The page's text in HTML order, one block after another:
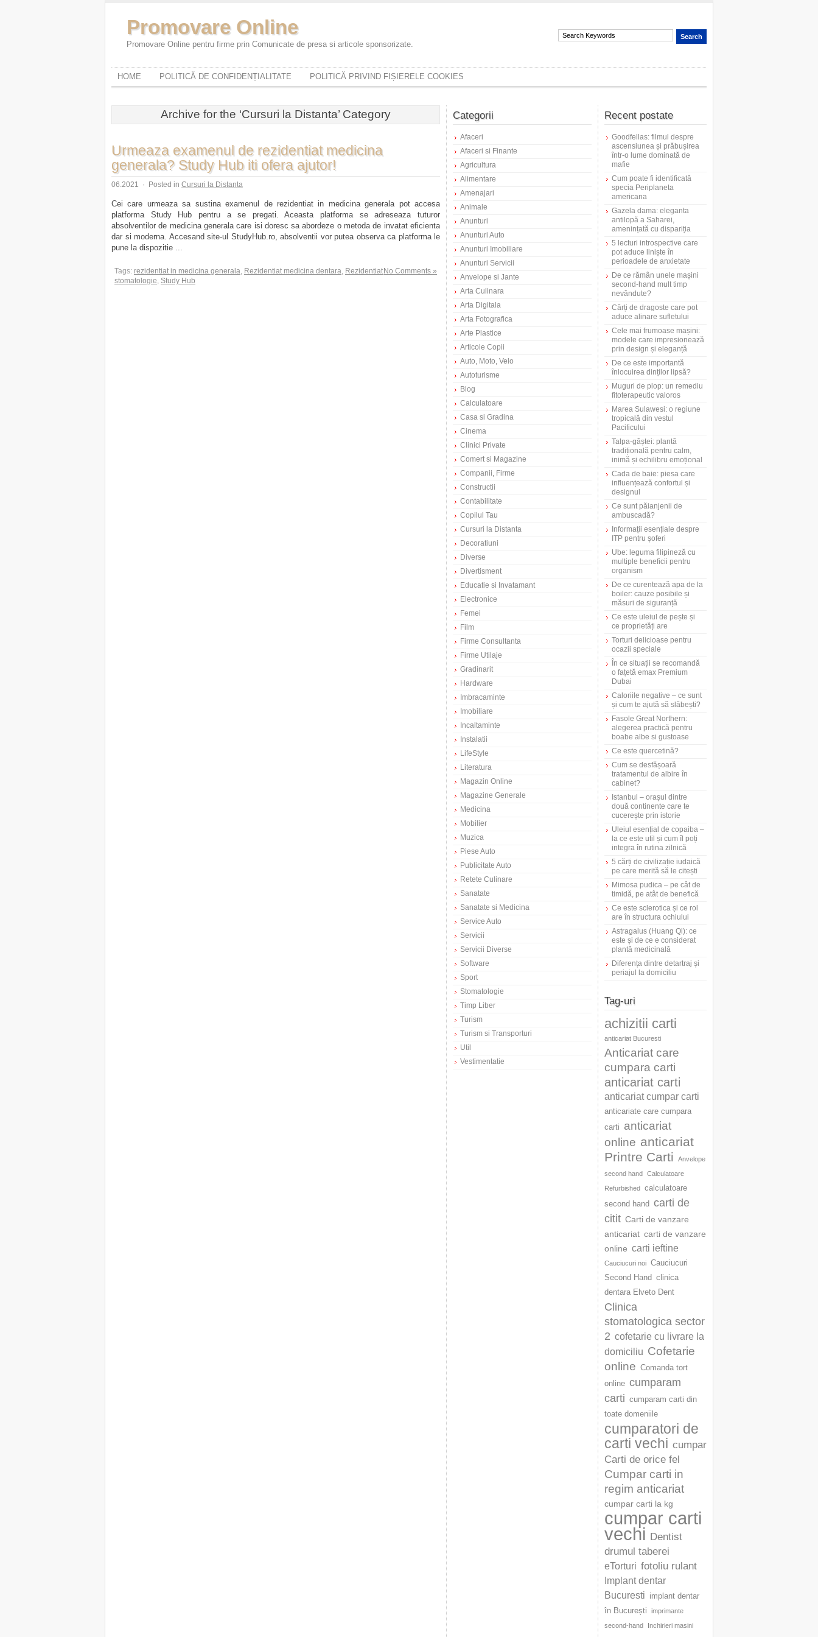
Promovare Online
Promovare Online pentru firme prin Comunicate de presa si articole sponsorizate.
HOME POLITICĂ DE CONFIDENȚIALITATE POLITICĂ PRIVIND FIȘIERELE COOKIES
Archive for the ‘Cursuri la Distanta’ Category
Urmeaza examenul de rezidentiat medicina
generala? Study Hub iti ofera ajutor!
06.2021 · Posted in Cursuri la Distanta
Cei care urmeaza sa sustina examenul de rezidentiat in medicina generala pot accesa
platforma Study Hub pentru a se pregati. Aceasta platforma se adreseaza tuturor
absolventilor de medicina generala care isi doresc sa abordeze o metoda de invatat eficienta
dar si moderna. Accesand site-ul StudyHub.ro, absolventii vor putea observa ca platforma le
pune la dispozitie ...
No Comments »
Tags: rezidentiat in medicina generala, Rezidentiat medicina dentara, Rezidentiat
stomatologie, Study Hub
Categorii
Afaceri
Afaceri si Finante
Agricultura
Alimentare
Amenajari
Animale
Anunturi
Anunturi Auto
Anunturi Imobiliare
Anunturi Servicii
Anvelope si Jante
Arta Culinara
Arta Digitala
Arta Fotografica
Arte Plastice
Articole Copii
Auto, Moto, Velo
Autoturisme
Blog
Calculatoare
Casa si Gradina
Cinema
Clinici Private
Comert si Magazine
Companii, Firme
Constructii
Contabilitate
Copilul Tau
Cursuri la Distanta
Decoratiuni
Diverse
Divertisment
Educatie si Invatamant
Electronice
Femei
Film
Firme Consultanta
Firme Utilaje
Gradinarit
Hardware
Imbracaminte
Imobiliare
Incaltaminte
Instalatii
LifeStyle
Literatura
Magazin Online
Magazine Generale
Medicina
Mobilier
Muzica
Piese Auto
Publicitate Auto
Retete Culinare
Sanatate
Sanatate si Medicina
Service Auto
Servicii
Servicii Diverse
Software
Sport
Stomatologie
Timp Liber
Turism
Turism si Transporturi
Util
Vestimentatie
Recent postate
Goodfellas: filmul despre
ascensiunea și prăbușirea
într-o lume dominată de
mafie
Cum poate fi identificată
specia Periplaneta
americana
Gazela dama: eleganta
antilopă a Saharei,
amenințată cu dispariția
5 lecturi introspective care
pot aduce liniște în
perioadele de anxietate
De ce rămân unele mașini
second-hand mult timp
nevândute?
Cărți de dragoste care pot
aduce alinare sufletului
Cele mai frumoase mașini:
modele care impresionează
prin design și eleganță
De ce este importantă
înlocuirea dinților lipsă?
Muguri de plop: un remediu
fitoterapeutic valoros
Marea Sulawesi: o regiune
tropicală din vestul
Pacificului
Talpa-gâștei: plantă
tradițională pentru calm,
inimă și echilibru emoțional
Cada de baie: piesa care
influențează confortul și
designul
Ce sunt păianjenii de
ambuscadă?
Informații esențiale despre
ITP pentru șoferi
Ube: leguma filipineză cu
multiple beneficii pentru
organism
De ce curentează apa de la
boiler: cauze posibile și
măsuri de siguranță
Ce este uleiul de pește și
ce proprietăți are
Torturi delicioase pentru
ocazii speciale
În ce situații se recomandă
o fațetă emax Premium
Dubai
Caloriile negative – ce sunt
și cum te ajută să slăbești?
Fasole Great Northern:
alegerea practică pentru
boabe albe si gustoase
Ce este quercetină?
Cum se desfășoară
tratamentul de albire în
cabinet?
Istanbul – orașul dintre
două continente care te
cucerește prin istorie
Uleiul esențial de copaiba –
la ce este util și cum îl poți
integra în rutina zilnică
5 cărți de civilizație iudaică
pe care merită să le citești
Mimosa pudica – pe cât de
timidă, pe atât de benefică
Ce este sclerotica și ce rol
are în structura ochiului
Astragalus (Huang Qi): ce
este și de ce e considerat
plantă medicinală
Diferența dintre detartraj și
periajul la domiciliu
Tag-uri
achizitii carti
anticariat Bucuresti
Anticariat care
cumpara carti
anticariat carti
anticariat cumpar carti
anticariate care cumpara
carti
anticariat
online anticariat
Printre Carti
Anvelope
second hand Calculatoare
Refurbished calculatoare
second hand carti de
citit Carti de vanzare
anticariat carti de vanzare
online carti ieftine
Cauciucuri noi Cauciucuri
Second Hand clinica
dentara Elveto Dent
Clinica
stomatologica sector
2 cofetarie cu livrare la
domiciliu Cofetarie
online Comanda tort
online cumparam
carti cumparam carti din
toate domeniile
cumparatori de
carti vechi cumpar
Carti de orice fel
Cumpar carti in
regim anticariat
cumpar carti la kg
cumpar carti
vechi Dentist
drumul taberei
eTorturi fotoliu rulant
Implant dentar
Bucuresti
implant dentar
în București
imprimante
second-hand
Inchirieri masini